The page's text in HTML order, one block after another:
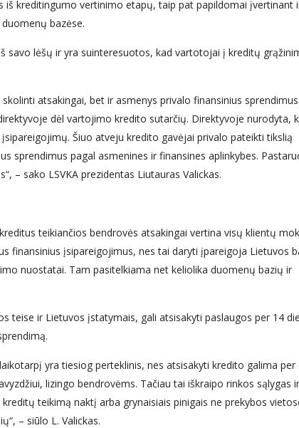
kreditingumo vertinimo etapų, taip pat papildomai įvertinant
bazėse.
savo lėšų ir yra suinteresuotos, kad vartotojai į kreditų
atsakingai, bet ir asmenys privalo finansinius
dėl vartojimo kredito sutarčių. Direktyvoje nurodyta,
Šiuo atveju kredito gavėjai privalo pateikti tikslią
sprendimus pagal asmenines ir finansines aplinkybes.
– sako LSVKA prezidentas Liutauras Valickas.
teikiančios bendrovės atsakingai vertina visų klientų
finansinius įsipareigojimus, nes tai daryti įpareigoja Lietuvos
nuostatai. Tam pasitelkiama net keliolika duomenų bazių ir
teise ir Lietuvos įstatymais, gali atsisakyti paslaugos per 14
yra tiesiog perteklinis, nes atsisakyti kredito galima per
lizingo bendrovėms. Tačiau tai iškraipo rinkos sąlygas ir
teikimą naktį arba grynaisiais pinigais ne prekybos
– siūlo L. Valickas.